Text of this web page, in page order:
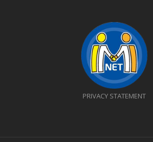
PRIVACY STATEMENT